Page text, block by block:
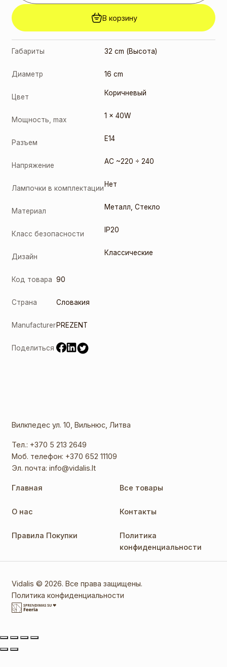
E14 8W C35
2700K
FILAMENT
В корзину
Габариты 32 cm (Высота)
Диаметр 16 cm
Цвет Коричневый
Мощность, max 1 x 40W
Разъем E14
Напряжение AC ~220 ÷ 240
Лампочки в комплектации Нет
Материал Металл ,Стекло
Класс безопасности IP20
Дизайн Классические
Код товара 90
Страна Словакия
ManufacturerPREZENT
Поделиться
Вилкпедес ул. 10, Вильнюс, Литва
Тел.: +370 5 213 2649
Моб. телефон: +370 652 11109
Эл. почта:info@vidalis.lt
Главная Все товары
О нас Контакты
Правила Покупки
Политика
конфиденциальности
Vidalis © 2026. Все права защищены.
Политика конфиденциальности